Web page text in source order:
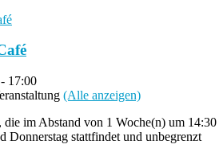
- 17:00
(Alle anzeigen)
die im Abstand von 1 Woche(n) um 14:30
Donnerstag stattfindet und unbegrenzt